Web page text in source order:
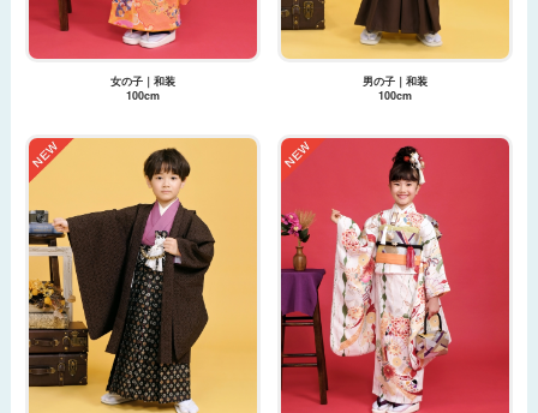
女の子｜和装
100cm
男の子｜和装
100cm